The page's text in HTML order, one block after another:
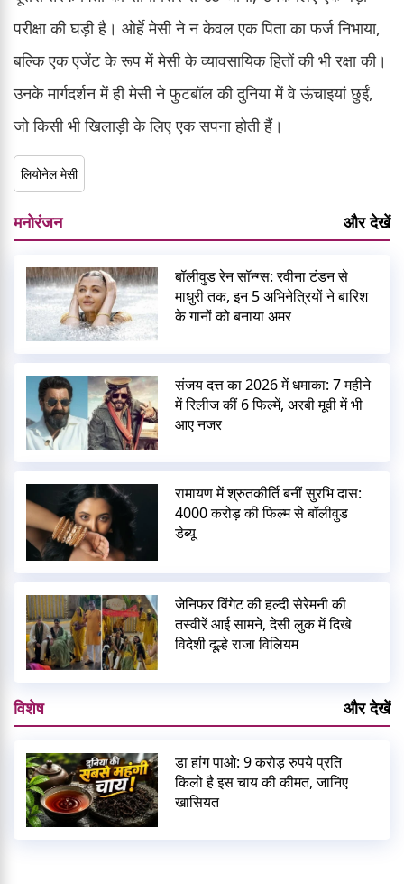
परीक्षा की घड़ी है। ओर्हे मेसी ने न केवल एक पिता का फर्ज निभाया,
बल्कि एक एजेंट के रूप में मेसी के व्यावसायिक हितों की भी रक्षा की।
उनके मार्गदर्शन में ही मेसी ने फुटबॉल की दुनिया में वे ऊंचाइयां छुईं,
जो किसी भी खिलाड़ी के लिए एक सपना होती हैं।
लियोनेल मेसी
मनोरंजन और देखें
बॉलीवुड रेन सॉन्ग्स: रवीना टंडन से
माधुरी तक, इन 5 अभिनेत्रियों ने बारिश
के गानों को बनाया अमर
संजय दत्त का 2026 में धमाका: 7 महीने
में रिलीज कीं 6 फिल्में, अरबी मूवी में भी
आए नजर
रामायण में श्रुतकीर्ति बनीं सुरभि दास:
4000 करोड़ की फिल्म से बॉलीवुड
डेब्यू
जेनिफर विंगेट की हल्दी सेरेमनी की
तस्वीरें आई सामने, देसी लुक में दिखे
विदेशी दूल्हे राजा विलियम
विशेष और देखें
डा हांग पाओ: 9 करोड़ रुपये प्रति
किलो है इस चाय की कीमत, जानिए
खासियत